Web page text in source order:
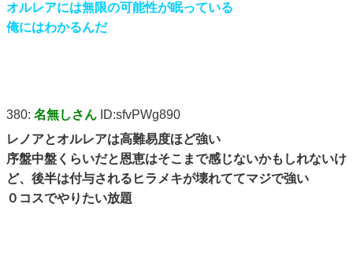
オルレアには無限の可能性が眠っている
俺にはわかるんだ
380: 名無しさん ID:sfvPWg890
レノアとオルレアは高難易度ほど強い
序盤中盤くらいだと恩恵はそこまで感じないかもしれないけ
ど、後半は付与されるヒラメキが壊れててマジで強い
０コスでやりたい放題